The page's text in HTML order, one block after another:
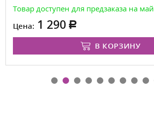
Товар доступен для предзаказа на май
Цена: 1 290
В КОРЗИНУ